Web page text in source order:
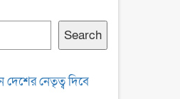
প্রতিবাদে
১১ দলের
প্রদান
Search
দেশের নেতৃত্ব দিবে